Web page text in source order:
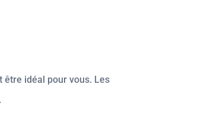
être idéal pour vous. Les